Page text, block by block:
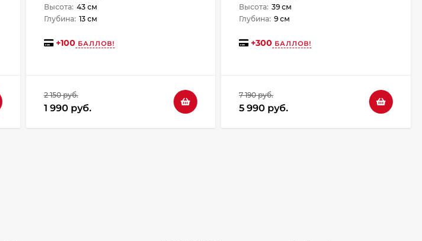
Высота: 43 см
Глубина: 13 см
+100 БАЛЛОВ!
2 150 руб.
1 990 руб.
Высота: 39 см
Глубина: 9 см
+300 БАЛЛОВ!
7 190 руб.
5 990 руб.